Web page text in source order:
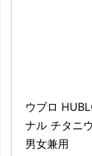
ウブロ
ナル チタニ
男女兼用